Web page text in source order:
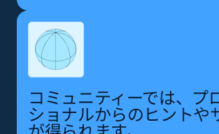
コミュニティーでは、プ
ショナルからのヒントや